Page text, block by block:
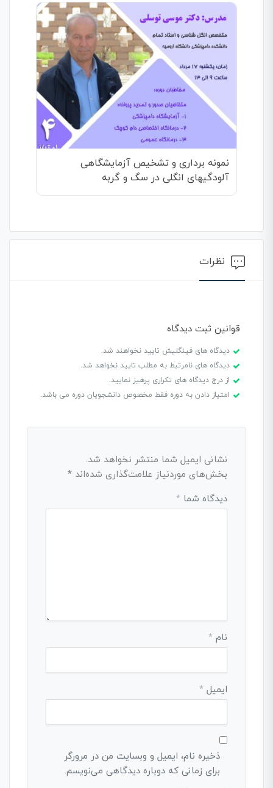
نمونه برداری و تشخیص آزمایشگاهی
آلودگیهای انگلی در سگ و گربه
نظرات
قوانین ثبت دیدگاه
دیدگاه های فینگلیش تایید نخواهند شد.
دیدگاه های نامرتبط به مطلب تایید نخواهد شد.
از درج دیدگاه های تکراری پرهیز نمایید.
امتیاز دادن به دوره فقط مخصوص دانشجویان دوره می باشد.
نشانی ایمیل شما منتشر نخواهد شد.
بخش‌های موردنیاز علامت‌گذاری شده‌اند *
دیدگاه شما *
نام *
ایمیل *
ذخیره نام، ایمیل و وبسایت من در مرورگر
برای زمانی که دوباره دیدگاهی می‌نویسم.